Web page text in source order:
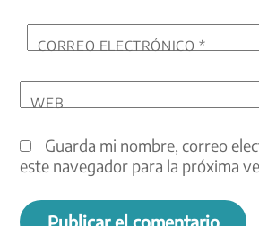
CORREO ELECTRÓNICO*
WEB
Guarda mi nombre, correo
este navegador para la próxima